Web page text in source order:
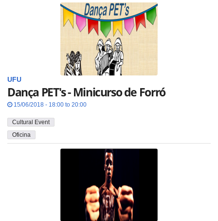
UFU
Dança PET's - Minicurso de Forró
15/06/2018 - 18:00 to 20:00
Cultural Event
Oficina